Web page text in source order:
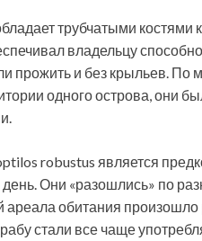
трубчатыми
владельцу
прожить и без крыльев. По
одного острова, они
robustus является
Они «разошлись» по
ареала обитания
стали все чаще